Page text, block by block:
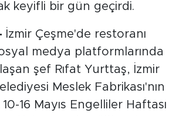
keyifli bir gün geçirdi.
İzmir Çeşme'de restoranı
medya platformlarında
şef Rıfat Yurttaş, İzmir
Meslek Fabrikası'nın
16 Mayıs Engelliler Haftası